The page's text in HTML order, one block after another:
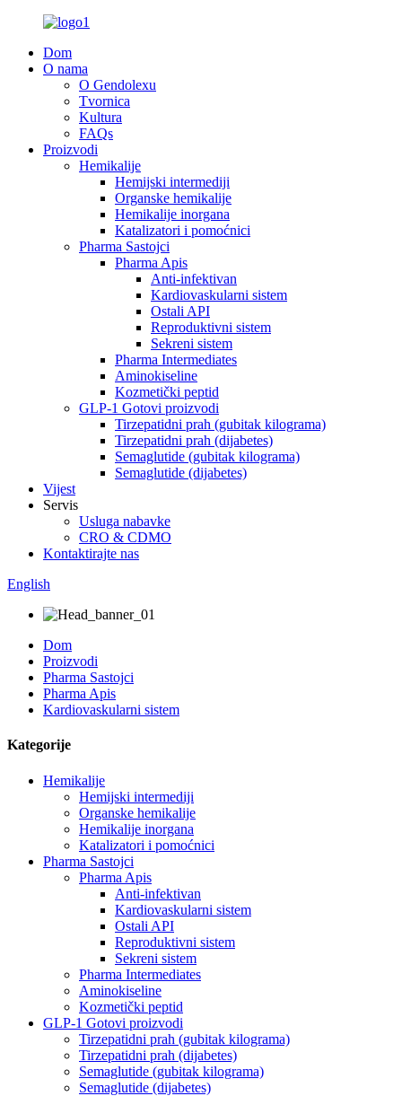
Dom
O nama
O Gendolexu
Tvornica
Kultura
FAQs
Proizvodi
Hemikalije
Hemijski intermediji
Organske hemikalije
Hemikalije inorgana
Katalizatori i pomoćnici
Pharma Sastojci
Pharma Apis
Anti-infektivan
Kardiovaskularni sistem
Ostali API
Reproduktivni sistem
Sekreni sistem
Pharma Intermediates
Aminokiseline
Kozmetički peptid
GLP-1 Gotovi proizvodi
Tirzepatidni prah (gubitak kilograma)
Tirzepatidni prah (dijabetes)
Semaglutide (gubitak kilograma)
Semaglutide (dijabetes)
Vijest
Servis
Usluga nabavke
CRO & CDMO
Kontaktirajte nas
English
Dom
Proizvodi
Pharma Sastojci
Pharma Apis
Kardiovaskularni sistem
Kategorije
Hemikalije
Hemijski intermediji
Organske hemikalije
Hemikalije inorgana
Katalizatori i pomoćnici
Pharma Sastojci
Pharma Apis
Anti-infektivan
Kardiovaskularni sistem
Ostali API
Reproduktivni sistem
Sekreni sistem
Pharma Intermediates
Aminokiseline
Kozmetički peptid
GLP-1 Gotovi proizvodi
Tirzepatidni prah (gubitak kilograma)
Tirzepatidni prah (dijabetes)
Semaglutide (gubitak kilograma)
Semaglutide (dijabetes)